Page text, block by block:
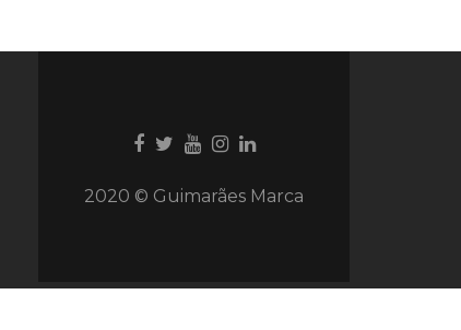
Ligação
Facebook
Ligação
Twitter
Youtube
Ligação
Instagram
Ligação
Instagram
2020 © Guimarães Marca